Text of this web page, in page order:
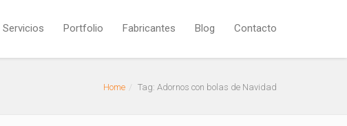
Servicios Portfolio Fabricantes Blog Contacto
Home Tag: Adornos con bolas de Navidad